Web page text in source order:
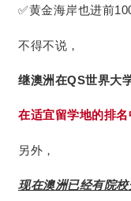
✅黄金海岸也进前
不得不说，
继澳洲在QS世界大
在适宜留学地的排
另外，
现在澳洲已经有院校